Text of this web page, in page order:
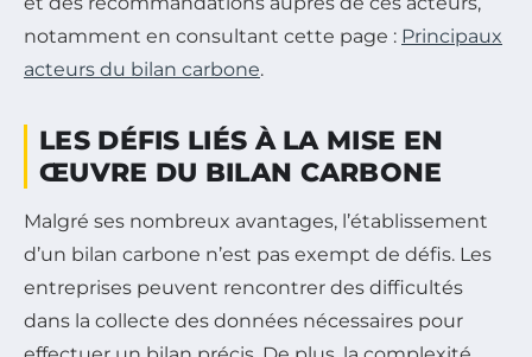
notamment en consultant cette page : Principaux
acteurs du bilan carbone.
LES DÉFIS LIÉS À LA MISE EN
ŒUVRE DU BILAN CARBONE
Malgré ses nombreux avantages, l’établissement
d’un bilan carbone n’est pas exempt de défis. Les
entreprises peuvent rencontrer des difficultés
dans la collecte des données nécessaires pour